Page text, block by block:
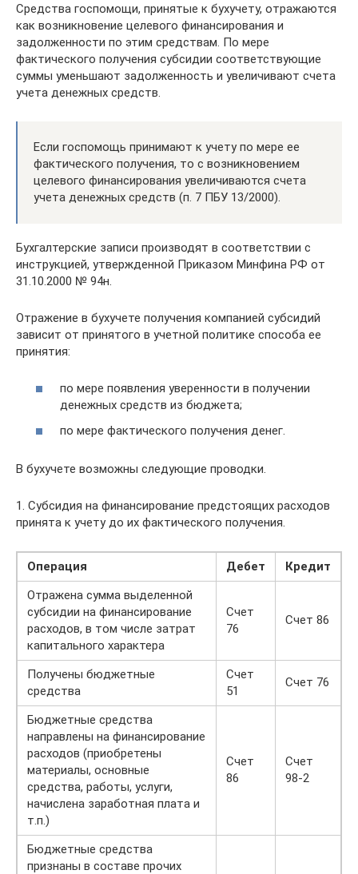
Средства госпомощи, принятые к бухучету, отражаются
как возникновение целевого финансирования и
задолженности по этим средствам. По мере
фактического получения субсидии соответствующие
суммы уменьшают задолженность и увеличивают счета
учета денежных средств.
Если госпомощь принимают к учету по мере ее
фактического получения, то с возникновением
целевого финансирования увеличиваются счета
учета денежных средств (п. 7 ПБУ 13/2000).
Бухгалтерские записи производят в соответствии с
инструкцией, утвержденной Приказом Минфина РФ от
31.10.2000 № 94н.
Отражение в бухучете получения компанией субсидий
зависит от принятого в учетной политике способа ее
принятия:
по мере появления уверенности в получении
денежных средств из бюджета;
по мере фактического получения денег.
В бухучете возможны следующие проводки.
1. Субсидия на финансирование предстоящих расходов
принята к учету до их фактического получения.
Операция Дебет
Кредит
Отражена сумма выделенной
субсидии на финансирование
расходов, в том числе затрат
капитального характера
Счет
76
Счет 86
Получены бюджетные
средства
Счет
51
Счет 76
Бюджетные средства
направлены на финансирование
расходов (приобретены
материалы, основные
средства, работы, услуги,
начислена заработная плата и
т.п.)
Счет
86
Счет
98-2
Бюджетные средства
признаны в составе прочих